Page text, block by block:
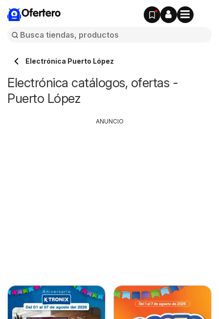
Ofertero
Electrónica Puerto López
Electrónica catálogos, ofertas -
Puerto López
ANUNCIO